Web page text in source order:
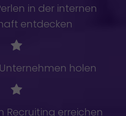
in der internen
entdecken
holen
Recruiting erreichen